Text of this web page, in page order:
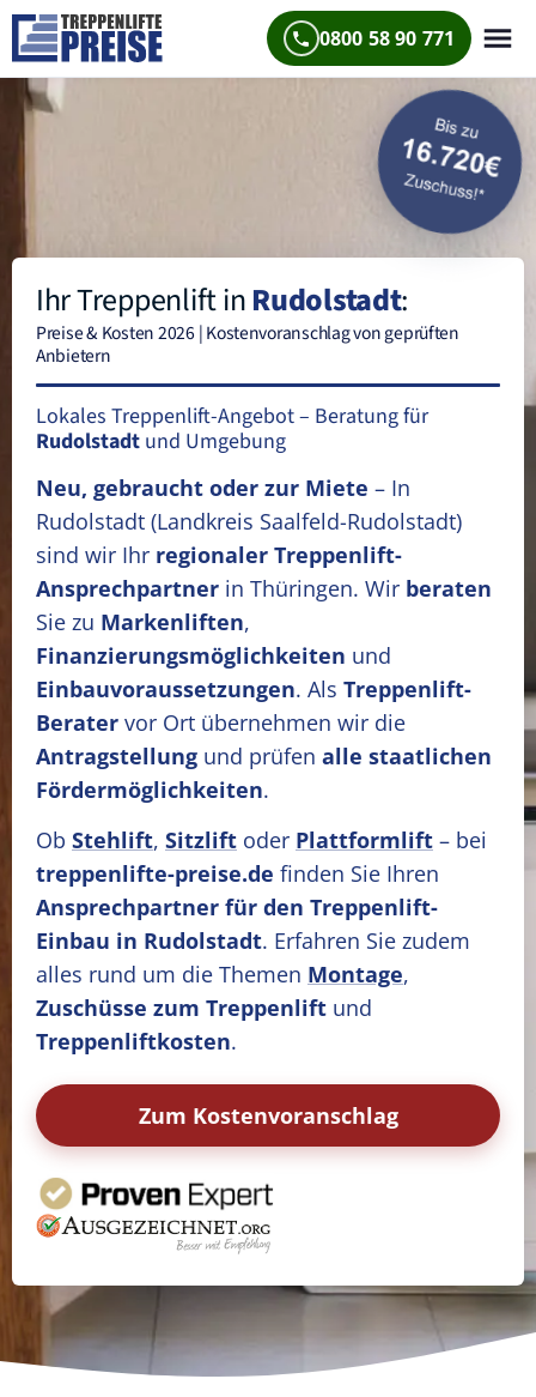
0800 58 90 771
Ihr Treppenlift inRudolstadt:
Preise & Kosten 2026 | Kostenvoranschlag von geprüften
Anbietern
Lokales Treppenlift-Angebot – Beratung für
Rudolstadt und Umgebung
Neu, gebraucht oder zur Miete – In
Rudolstadt (Landkreis Saalfeld-Rudolstadt)
sind wir Ihr regionaler Treppenlift-
Ansprechpartner in Thüringen. Wir beraten
Sie zu Markenliften,
Finanzierungsmöglichkeiten und
Einbauvoraussetzungen. Als Treppenlift-
Berater vor Ort übernehmen wir die
Antragstellung und prüfen alle staatlichen
Fördermöglichkeiten.
Ob Stehlift, Sitzlift oder Plattformlift – bei
treppenlifte-preise.de finden Sie Ihren
Ansprechpartner für den Treppenlift-
Einbau in Rudolstadt. Erfahren Sie zudem
alles rund um die Themen Montage,
Zuschüsse zum Treppenlift und
Treppenliftkosten.
Zum Kostenvoranschlag